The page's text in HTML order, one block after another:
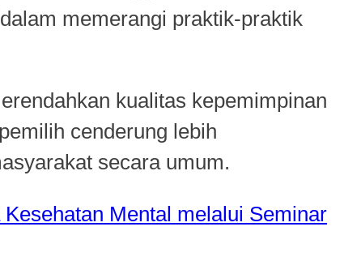
memerangi praktik-praktik
kualitas kepemimpinan
cenderung lebih
secara umum.
Mental melalui Seminar